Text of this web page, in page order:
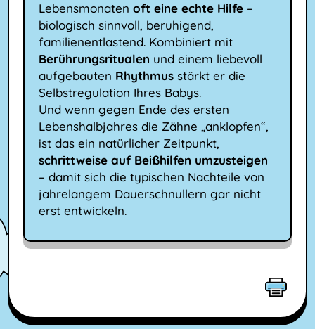
Lebensmonatenoft eine echte Hilfe –
biologisch sinnvoll, beruhigend,
familienentlastend. Kombiniert mit
Berührungsritualen und einem liebevoll
aufgebauten Rhythmus stärkt er die
Selbstregulation Ihres Babys.
Und wenn gegen Ende des ersten
Lebenshalbjahres die Zähne „anklopfen“,
ist das ein natürlicher Zeitpunkt,
schrittweise auf Beißhilfen umzusteigen
– damit sich die typischen Nachteile von
jahrelangem Dauerschnullern gar nicht
erst entwickeln.